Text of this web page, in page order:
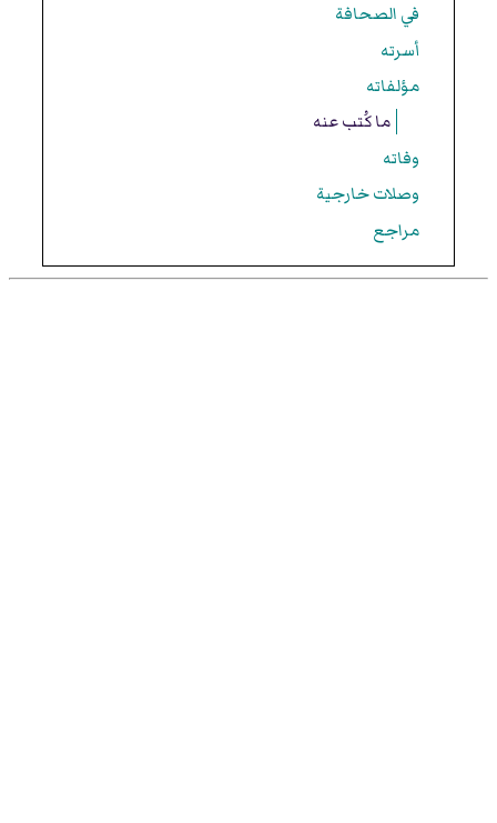
في الصحافة
أسرته
مؤلفاته
ما كُتب عنه
وفاته
وصلات خارجية
مراجع